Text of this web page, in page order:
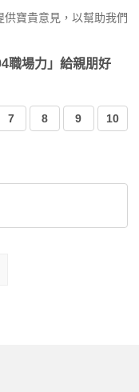
寶貴意見，以幫助我們
職場力」給親朋好
7 8 9 10